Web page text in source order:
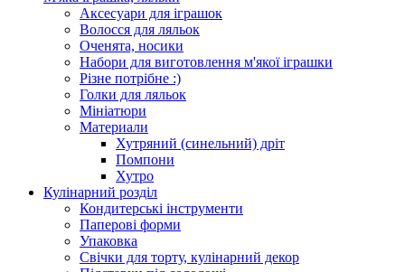
Аксесуари для іграшок
Волосся для ляльок
Оченята, носики
Набори для виготовлення м'якої іграшки
Різне потрібне :)
Голки для ляльок
Мініатюри
Материали
Хутряний (синельний) дріт
Помпони
Хутро
Кулінарний розділ
Кондитерські інструменти
Паперові форми
Упаковка
Свічки для торту, кулінарний декор